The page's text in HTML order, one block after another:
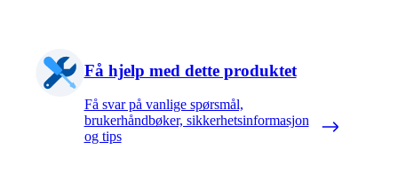
Få hjelp med dette produktet
Få svar på vanlige spørsmål,
brukerhåndbøker, sikkerhetsinformasjon
og tips